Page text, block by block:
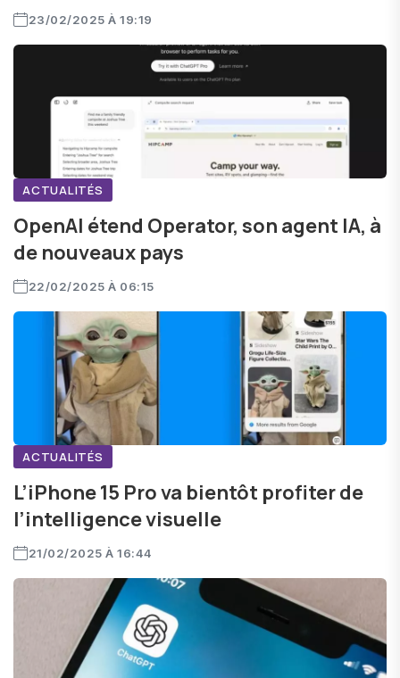
23/02/2025 À 19:19
ACTUALITÉS
OpenAI étend Operator, son agent IA, à
de nouveaux pays
22/02/2025 À 06:15
ACTUALITÉS
L’iPhone 15 Pro va bientôt profiter de
l’intelligence visuelle
21/02/2025 À 16:44